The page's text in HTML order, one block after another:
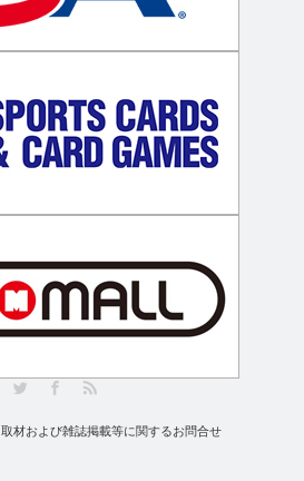
取材および雑誌掲載等に関するお問合せ